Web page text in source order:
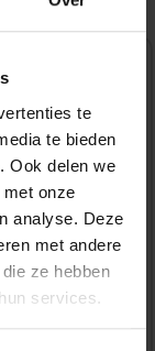
te
te bieden
Ook delen we
onze
analyse. Deze
met andere
ze hebben
services.